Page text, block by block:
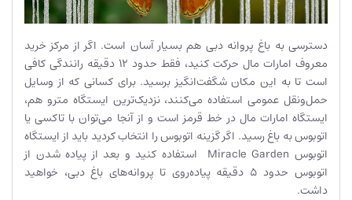
دسترسی به باغ پروانه دبی هم بسیار آسان است. اگر از مرکز خرید
معروف امارات مال حرکت کنید، فقط حدود 12 دقیقه رانندگی کافی
است تا به این مکان شگفت‌انگیز برسید. برای کسانی که از وسایل
حمل‌ونقل عمومی استفاده می‌کنند، نزدیک‌ترین ایستگاه مترو هم،
ایستگاه امارات مال در خط قرمز است و از آنجا می‌توان با تاکسی یا
اتوبوس به باغ رسید. اگر گزینه اتوبوس را انتخاب کردید باید از ایستگاه
اتوبوس Miracle Garden استفاده کنید و بعد از پیاده شدن از
اتوبوس حدود 5 دقیقه پیاده‌روی تا پروانه‌های باغ دبی، خواهید
داشت.